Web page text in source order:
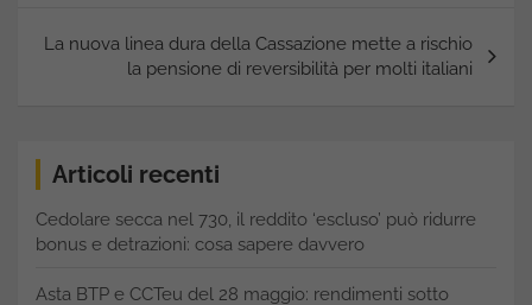
La nuova linea dura della Cassazione mette a rischio
la pensione di reversibilità per molti italiani
Articoli recenti
Cedolare secca nel 730, il reddito ‘escluso’ può ridurre
bonus e detrazioni: cosa sapere davvero
Asta BTP e CCTeu del 28 maggio: rendimenti sotto